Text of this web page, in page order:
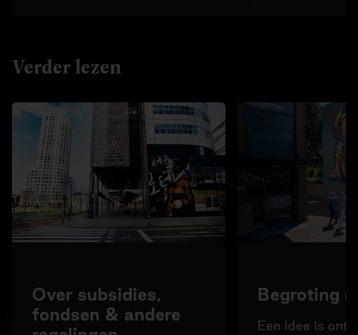
Verder lezen
Over subsidies,
fondsen & andere
Begroting
Een idee is